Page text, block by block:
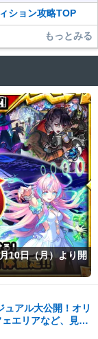
ション攻略TOP
もっとみる
10日（月）より開
ュアル大公開！オリ
エリアなど、見ど